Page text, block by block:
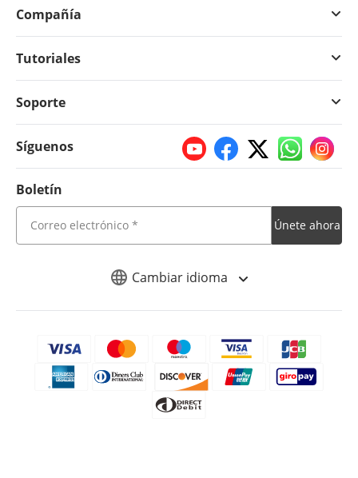
Cambiar idioma
Compañía
Tutoriales
Soporte
Síguenos
Boletín
Únete ahora